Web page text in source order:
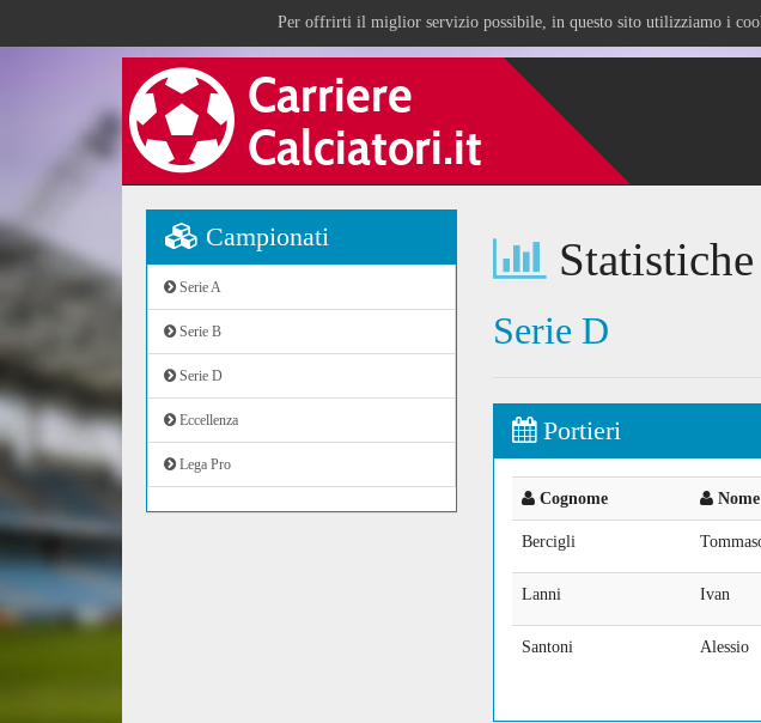
Per offrirti il miglior servizio possibile, in questo sito utilizziamo i
Campionati
Serie A
Serie B
Serie D
Eccellenza
Lega Pro
Serie D
Portieri
Cognome Nome
Bercigli
Lanni Ivan
Santoni Alessio